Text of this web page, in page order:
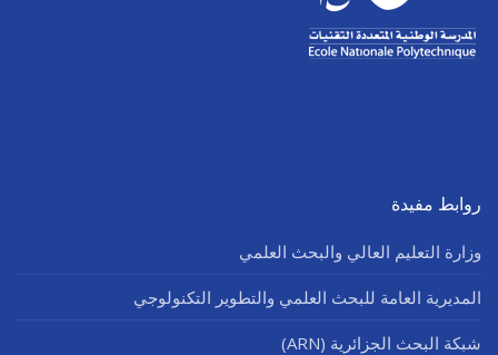
روابط مفيدة
وزارة التعليم العالي والبحث العلمي
المديرية العامة للبحث العلمي والتطوير التكنولوجي
شبكة البحث الجزائرية (ARN)